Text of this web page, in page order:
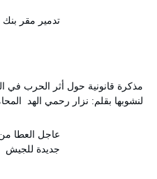
تدمير مقر
مذكرة قانونية حول أثر الحرب في
لنشوبها بقلم: نزار رحمي الهد
عاجل العطا
جديدة للجيش